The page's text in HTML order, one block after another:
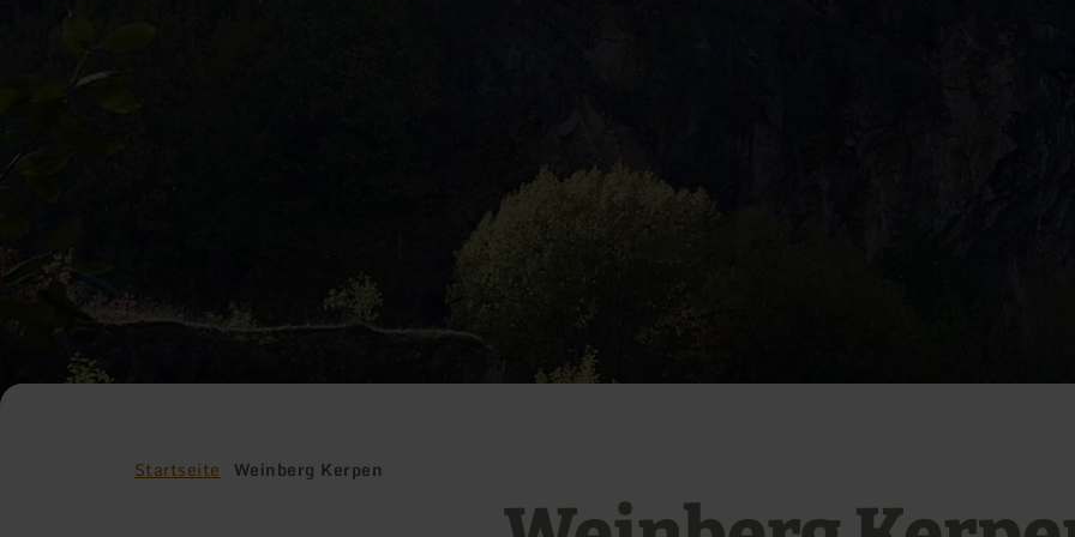
Startseite Weinberg Kerpen